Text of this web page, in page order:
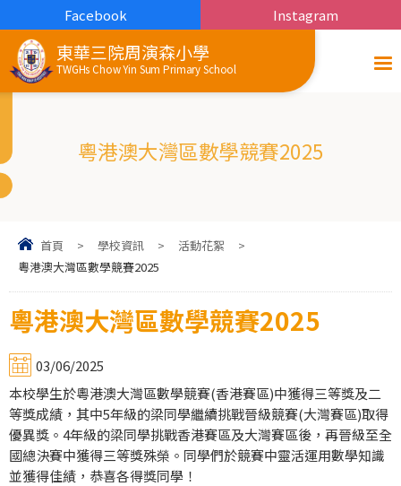
東華三院周演森小學
TWGHs Chow Yin Sum Primary School
Facebook Instagram
粵港澳大灣區數學競賽2025
首頁 > 學校資訊 > 活動花絮
>
粵港澳大灣區數學競賽2025
粵港澳大灣區數學競賽2025
03/06/2025
本校學生於粵港澳大灣區數學競賽(香港賽區)中獲得三等獎及二
等獎成績，其中5年級的梁同學繼續挑戰晉級競賽(大灣賽區)取得
優異獎。4年級的梁同學挑戰香港賽區及大灣賽區後，再晉級至全
國總決賽中獲得三等獎殊榮。同學們於競賽中靈活運用數學知識
並獲得佳績，恭喜各得獎同學！